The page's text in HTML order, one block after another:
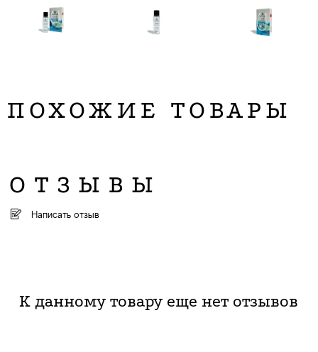
ПОХОЖИЕ ТОВАРЫ
ОТЗЫВЫ
Написать отзыв
К данному товару еще нет отзывов